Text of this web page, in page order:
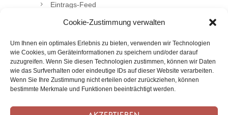
Cookie-Zustimmung verwalten
Um Ihnen ein optimales Erlebnis zu bieten, verwenden wir Technologien
wie Cookies, um Geräteinformationen zu speichern und/oder darauf
zuzugreifen. Wenn Sie diesen Technologien zustimmen, können wir Daten
wie das Surfverhalten oder eindeutige IDs auf dieser Website verarbeiten.
Wenn Sie Ihre Zustimmung nicht erteilen oder zurückziehen, können
bestimmte Merkmale und Funktionen beeinträchtigt werden.
Eintrags-Feed
Kommentar-Feed
WordPress.org